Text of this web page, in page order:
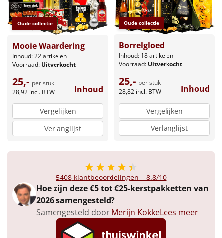
Uniek
Alle thema's
Artikel
Hitster
Pizzarette
Tas
Warmtekussen
Slowcooker POPULAIR
Oude collectie
Mooie Waardering
Inhoud: 22 artikelen
Voorraad: Uitverkocht
25,- per stuk
28,92 incl. BTW Inhoud
Vergelijken
Verlanglijst
Oude collectie
Borrelgloed
Inhoud: 18 artikelen
Voorraad: Uitverkocht
25,- per stuk
28,82 incl. BTW Inhoud
Vergelijken
Verlanglijst
5408klantbeoordelingen – 8.8/10
Hoe zijn deze €5 tot €25-kerstpakketten van
2026 samengesteld?
Samengesteld door Merijn KokkeLees meer